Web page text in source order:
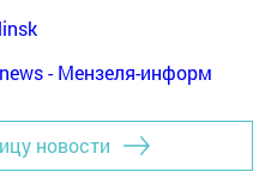
- Мензеля-информ
новости